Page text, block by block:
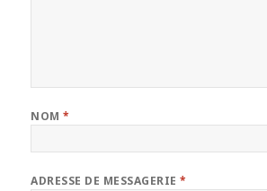
NOM*
ADRESSE DE MESSAGERIE*